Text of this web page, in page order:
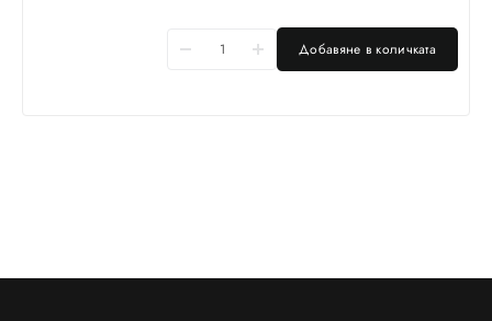
Добавяне в количката